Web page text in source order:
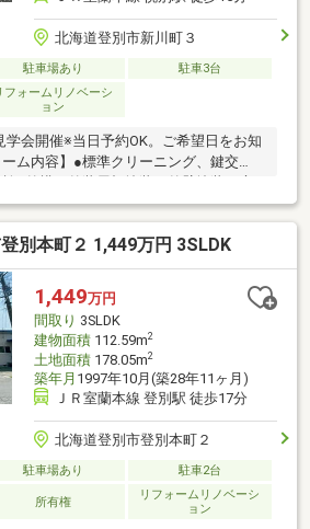
北海道登別市新川町３
駐車場あり 駐車3台
フォームリノベーシ
ョン
会開催※当日予約OK。ご希望日をお知
ム内容】●標準クリーニング、鍵交
シューズボックス交換、クロス張替
替え●その他設備給湯器交換、インタ
置、照明器具交換給湯器交換、インタ
置、照明器具交換、キッチン交換、ユ
換、トイレ交換、灯油ボイラー交換
物件は条件により住宅ローン減税
別本町２ 1,449万円 3SLDK
1,449万円
間取り 3SLDK
建物面積112.59m2
土地面積178.05m2
築年月 1997年10月(築28年11ヶ月)
ＪＲ室蘭本線 登別駅 徒歩17分
北海道登別市登別本町２
駐車場あり 駐車2台
所有権
リフォームリノベーシ
ョン